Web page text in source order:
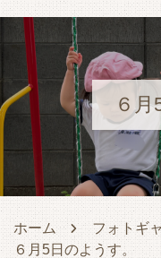
６
ホーム
フォトギ
６月5日のようす。